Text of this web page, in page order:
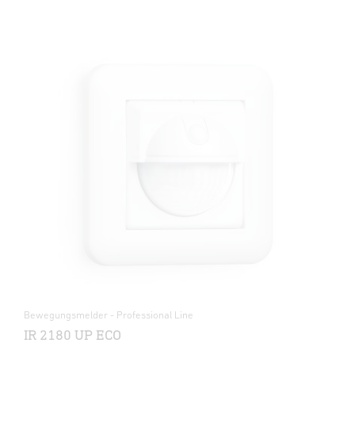
Bewegungsmelder - Professional Line
IR 2180 UP ECO